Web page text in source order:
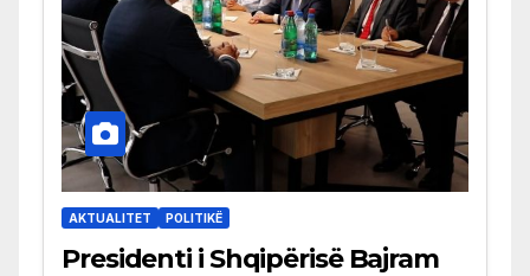
AKTUALITET POLITIKË
Presidenti i Shqipërisë Bajram